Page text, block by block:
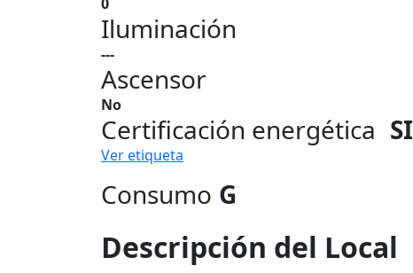
Iluminación
---
Ascensor
No
Certificación energética SI
Ver etiqueta
Consumo G
Descripción del Local